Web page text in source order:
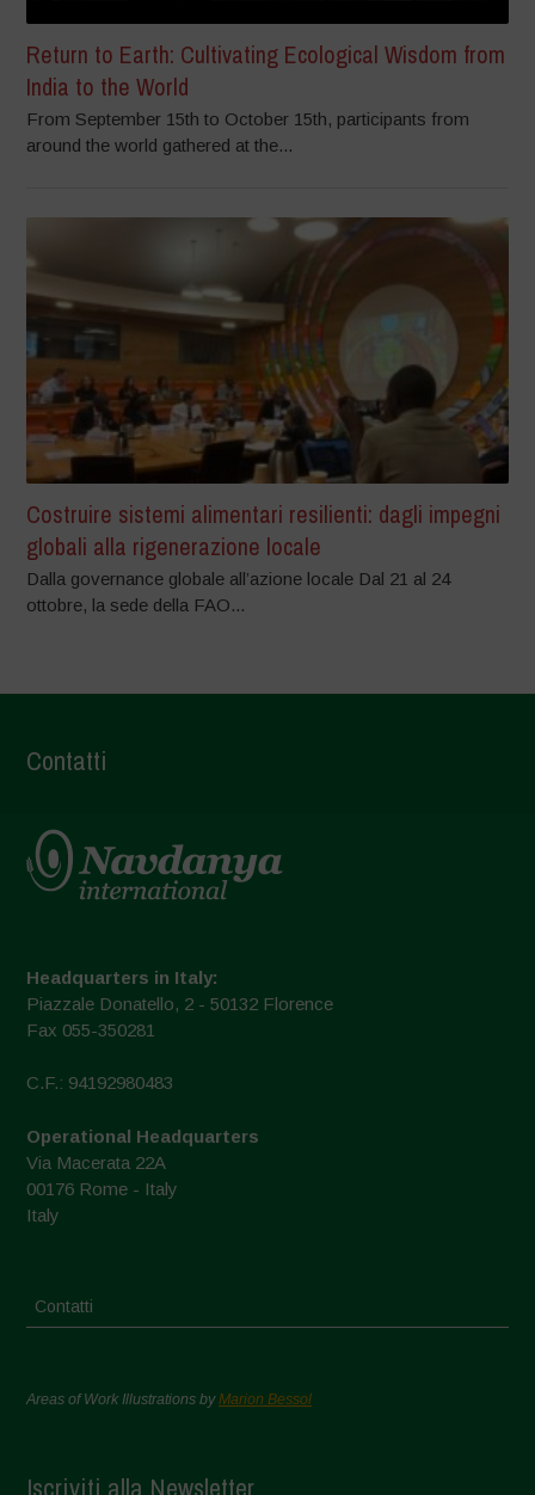
Return to Earth: Cultivating Ecological Wisdom from
India to the World
From September 15th to October 15th, participants from
around the world gathered at the...
Costruire sistemi alimentari resilienti: dagli impegni
globali alla rigenerazione locale
Dalla governance globale all’azione locale Dal 21 al 24
ottobre, la sede della FAO...
Contatti
Headquarters in Italy:
Piazzale Donatello, 2 - 50132 Florence
Fax 055-350281
C.F.: 94192980483
Operational Headquarters
Via Macerata 22A
00176 Rome - Italy
Italy
Contatti
Areas of Work Illustrations byMarion Bessol
Iscriviti alla Newsletter